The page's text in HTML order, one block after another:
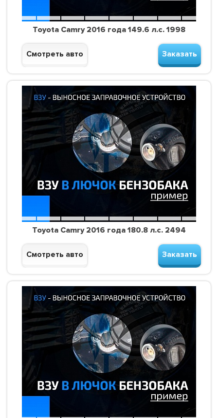
Toyota Camry 2016 года 149.6 л.с. 1998
Смотреть авто Заказать
Toyota Camry 2016 года 180.8 л.с. 2494
Смотреть авто Заказать